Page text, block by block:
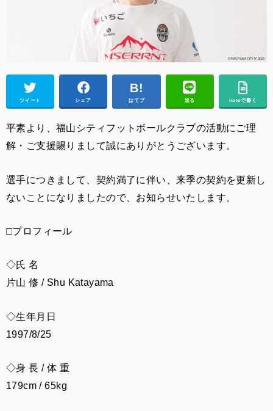
ツイート シェア はてブ 送る noteで書く
平素より、福山シティフットボールクラブの活動にご理
解・ご支援賜りまして誠にありがとうございます。
選手につきまして、契約満了に伴い、来季の契約を更新し
ないことになりましたので、お知らせいたします。
□プロフィール
◇氏 名
片山 修 / Shu Katayama
◇生年月日
1997/8/25
◇身 長 / 体 重
179cm / 65kg